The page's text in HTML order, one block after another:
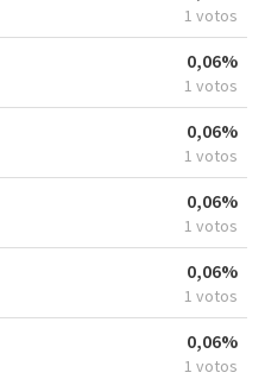
1 votos
0,06%
1 votos
0,06%
1 votos
0,06%
1 votos
0,06%
1 votos
0,06%
1 votos